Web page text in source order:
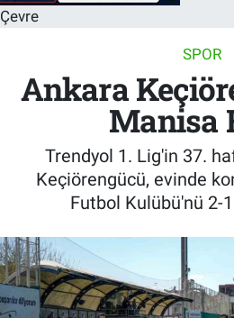
Çevre
SPOR
Ankara
Manisa
Trendyol 1. Lig'in 37.
Keçiörengücü, evinde
Futbol Kulübü'nü 2-